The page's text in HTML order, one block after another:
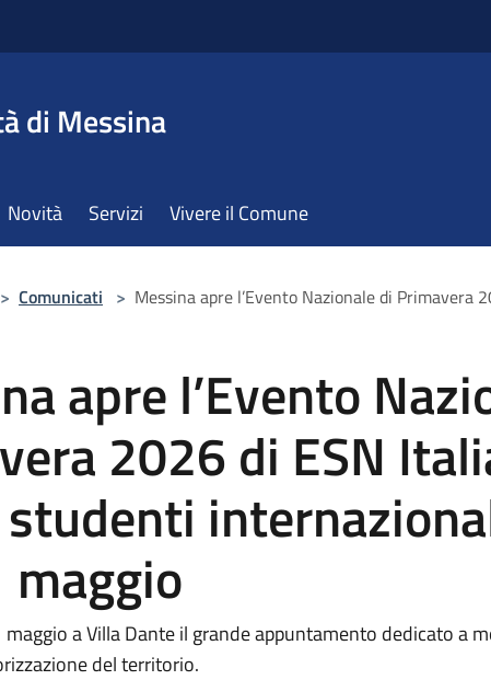
di Messina
Novità Servizi Vivere il Comune
> Comunicati > Messina apre l’Evento Nazionale di
apre l’Evento
2026 di ESN
a Villa Dante il grande appuntamento dedicato a
del territorio.